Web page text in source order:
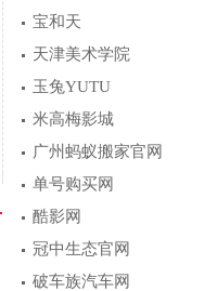
宝和天
天津美术学院
玉兔YUTU
米高梅影城
广州蚂蚁搬家官网
单号购买网
酷影网
冠中生态官网
破车族汽车网